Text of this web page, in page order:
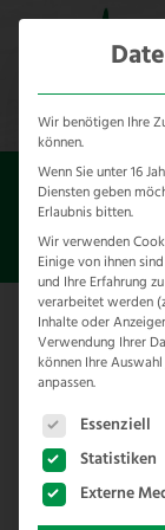
Sie sind hier:
Felsanker
Als
Bauteile,
Fels oder
oberen
Wir benötigen Ihre
können.
Wenn Sie unter 16
Diensten geben
Erlaubnis bitten.
Wir verwenden
Einige von ihnen
und Ihre Erfahrung
verarbeitet werden
Inhalte oder
Verwendung Ihrer
können Ihre
anpassen.
Es folgt eine
Essenziell
Statistiken
Externe